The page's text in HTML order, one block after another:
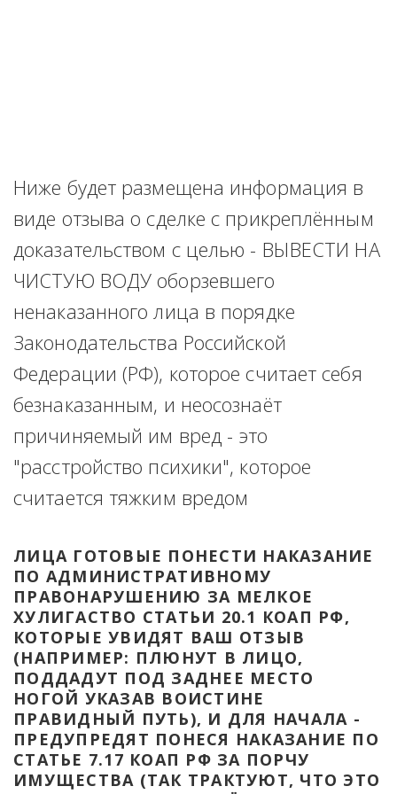
Ниже будет размещена информация в
виде отзыва о сделке с прикреплённым
доказательством с целью - ВЫВЕСТИ НА
ЧИСТУЮ ВОДУ оборзевшего
ненаказанного лица в порядке
Законодательства Российской
Федерации (РФ), которое считает себя
безнаказанным, и неосознаёт
причиняемый им вред - это
"расстройство психики", которое
считается тяжким вредом
ЛИЦА ГОТОВЫЕ ПОНЕСТИ НАКАЗАНИЕ
ПО АДМИНИСТРАТИВНОМУ
ПРАВОНАРУШЕНИЮ ЗА МЕЛКОЕ
ХУЛИГАСТВО СТАТЬИ 20.1 КОАП РФ,
КОТОРЫЕ УВИДЯТ ВАШ ОТЗЫВ
(НАПРИМЕР: ПЛЮНУТ В ЛИЦО,
ПОДДАДУТ ПОД ЗАДНЕЕ МЕСТО
НОГОЙ УКАЗАВ ВОИСТИНЕ
ПРАВИДНЫЙ ПУТЬ), И ДЛЯ НАЧАЛА -
ПРЕДУПРЕДЯТ ПОНЕСЯ НАКАЗАНИЕ ПО
СТАТЬЕ 7.17 КОАП РФ ЗА ПОРЧУ
ИМУЩЕСТВА (ТАК ТРАКТУЮТ, ЧТО ЭТО